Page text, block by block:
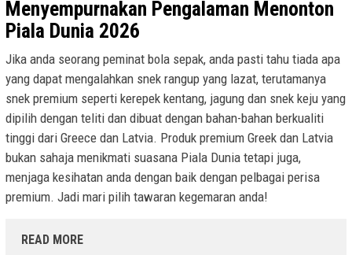
Menyempurnakan Pengalaman Menonton
Piala Dunia 2026
Jika anda seorang peminat bola sepak, anda pasti tahu tiada apa
yang dapat mengalahkan snek rangup yang lazat, terutamanya
snek premium seperti kerepek kentang, jagung dan snek keju yang
dipilih dengan teliti dan dibuat dengan bahan-bahan berkualiti
tinggi dari Greece dan Latvia. Produk premium Greek dan Latvia
bukan sahaja menikmati suasana Piala Dunia tetapi juga,
menjaga kesihatan anda dengan baik dengan pelbagai perisa
premium. Jadi mari pilih tawaran kegemaran anda!
READ MORE